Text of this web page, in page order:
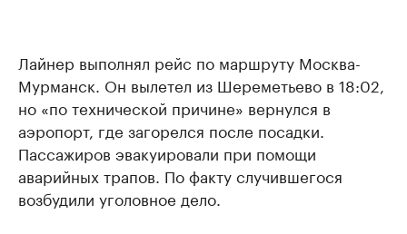
Лайнер выполнял рейс по маршруту Москва-
Мурманск. Он вылетел из Шереметьево в 18:02,
но «по технической причине» вернулся в
аэропорт, где загорелся после посадки.
Пассажиров эвакуировали при помощи
аварийных трапов. По факту случившегося
возбудили уголовное дело.